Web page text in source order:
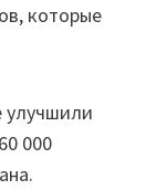
которые
улучшили
000